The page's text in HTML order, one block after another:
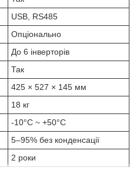
USB, RS485
Опціонально
До 6 інверторів
Так
425 × 527 × 145 мм
18 кг
-10°C ~ +50°C
5–95% без конденсації
2 роки